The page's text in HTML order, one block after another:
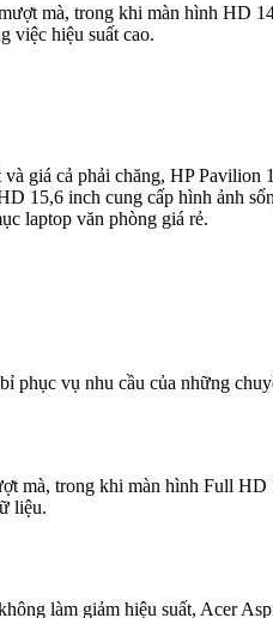
mà, trong khi màn hình HD
việc hiệu suất cao.
giá cả phải chăng, HP
15,6 inch cung cấp hình ảnh
laptop văn phòng giá rẻ.
phục vụ nhu cầu của những
trong khi màn hình Full
liệu.
làm giảm hiệu suất, Acer